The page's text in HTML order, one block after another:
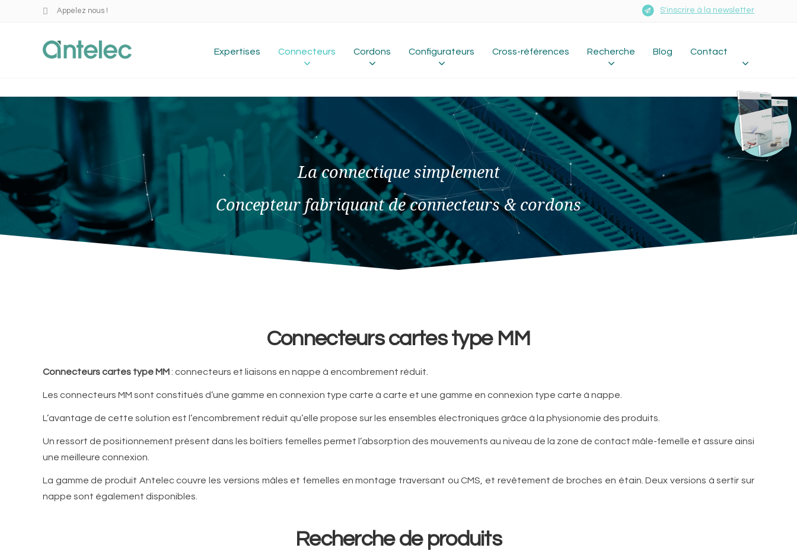
Appelez nous ! S'inscrire à la newsletter
Expertises Connecteurs Cordons Configurateurs Cross-références Recherche Blog Contact
La connectique simplement
Concepteur fabriquant de connecteurs & cordons
Connecteurs cartes type MM
Connecteurs cartes type MM: connecteurs et liaisons en nappe à encombrement réduit.
Les connecteurs MM sont constitués d’une gamme en connexion type carte à carte et une gamme en connexion type carte à nappe.
L’avantage de cette solution est l’encombrement réduit qu’elle propose sur les ensembles électroniques grâce à la physionomie des produits.
Un ressort de positionnement présent dans les boîtiers femelles permet l’absorption des mouvements au niveau de la zone de contact mâle-femelle et assure ainsi
une meilleure connexion.
La gamme de produit Antelec couvre les versions mâles et femelles en montage traversant ou CMS, et revêtement de broches en étain. Deux versions à sertir sur
nappe sont également disponibles.
Recherche de produits